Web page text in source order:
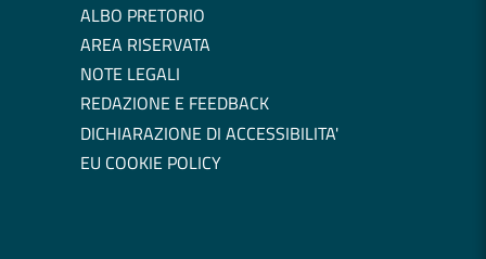
ALBO PRETORIO
AREA RISERVATA
NOTE LEGALI
REDAZIONE E FEEDBACK
DICHIARAZIONE DI ACCESSIBILITA'
EU COOKIE POLICY